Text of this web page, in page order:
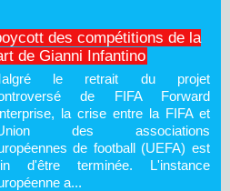
des compétitions de la
de Gianni Infantino
le retrait du projet
de FIFA Forward
la crise entre la FIFA et
des associations
de football (UEFA) est
d'être terminée. L'instance
a...